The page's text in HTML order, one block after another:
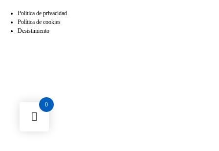
Política de privacidad
Política de cookies
Desistimiento
0